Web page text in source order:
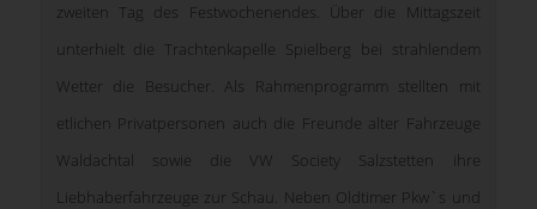
zweiten Tag des Festwochenendes. Über die Mittagszeit
unterhielt die Trachtenkapelle Spielberg bei strahlendem
Wetter die Besucher. Als Rahmenprogramm stellten mit
etlichen Privatpersonen auch die Freunde alter Fahrzeuge
Waldachtal sowie die VW Society Salzstetten ihre
Liebhaberfahrzeuge zur Schau. Neben Oldtimer Pkw`s und